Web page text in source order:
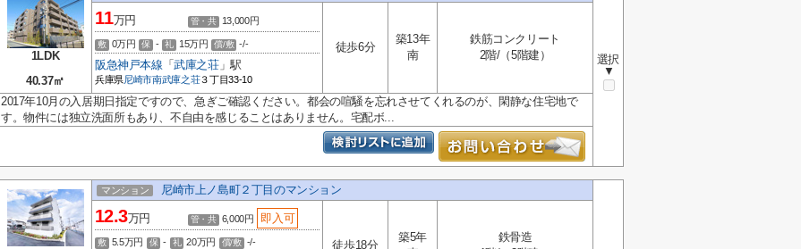
1LDK
40.37㎡
選択
▼
11万円 管・共 13,000円
敷 0万円 保 - 礼 15万円 償/敷 -/-
阪急神戸本線 「武庫之荘」駅
兵庫県尼崎市南武庫之荘３丁目33-10
徒歩6分
築13年
南
鉄筋コンクリート
2階/（5階建）
2017年10月の入居期日指定ですので、急ぎご確認ください。都会の喧騒を忘れさせてくれるのが、閑静な住宅地で
す。物件には独立洗面所もあり、不自由を感じることはありません。宅配ボ...
マンション 尼崎市上ノ島町２丁目のマンション
12.3万円 管・共 6,000円 即入可
敷 5.5万円 保 - 礼 20万円 償/敷 -/- 徒歩18分
築5年
鉄骨造